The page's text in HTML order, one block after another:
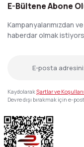
E-Bültene Abone
Kampanyalarımızdan
haberdar olmak
KaydolarakŞartlar ve
Devre dışı bırakmak için e-